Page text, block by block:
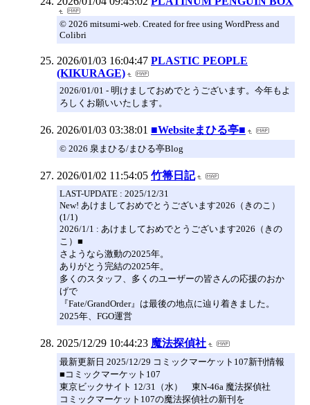
© 2026 mitsumi-web. Created for free using WordPress and
Colibri
2026/01/03 16:04:47 PLASTIC PEOPLE
(KIKURAGE)
2026/01/01 - 明けましておめでとうございます。今年もよ
ろしくお願いいたします。
2026/01/03 03:38:01 ■Websiteまひる亭■
© 2026 泉まひる/まひる亭Blog
2026/01/02 11:54:05 竹箒日記
LAST-UPDATE : 2025/12/31
New! あけましておめでとうございます2026（きのこ）
(1/1)
2026/1/1 : あけましておめでとうございます2026（きの
こ）■
さようなら激動の2025年。
ありがとう完結の2025年。
多くのスタッフ、多くのユーザーの皆さんの応援のおか
げで
『Fate/GrandOrder』は最後の地点に辿り着きました。
2025年、FGO運営
2025/12/29 10:44:23 魔法探偵社
最新更新日 2025/12/29 コミックマーケット107新刊情報
■コミックマーケット107
東京ビックサイト 12/31（水） 東N-46a 魔法探偵社
コミックマーケット107の魔法探偵社の新刊を